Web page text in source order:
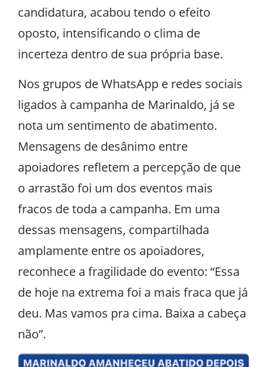
candidatura, acabou tendo o efeito
oposto, intensificando o clima de
incerteza dentro de sua própria base.
Nos grupos de WhatsApp e redes sociais
ligados à campanha de Marinaldo, já se
nota um sentimento de abatimento.
Mensagens de desânimo entre
apoiadores refletem a percepção de que
o arrastão foi um dos eventos mais
fracos de toda a campanha. Em uma
dessas mensagens, compartilhada
amplamente entre os apoiadores,
reconhece a fragilidade do evento: “Essa
de hoje na extrema foi a mais fraca que já
deu. Mas vamos pra cima. Baixa a cabeça
não”.